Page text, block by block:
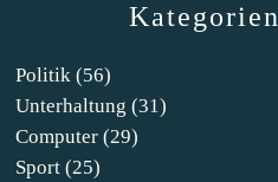
Kategorien
Politik (56)
Unterhaltung (31)
Computer (29)
Sport (25)